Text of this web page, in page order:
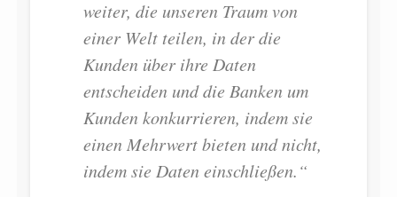
weiter, die unseren Traum von
einer Welt teilen, in der die
Kunden über ihre Daten
entscheiden und die Banken um
Kunden konkurrieren, indem sie
einen Mehrwert bieten und nicht,
indem sie Daten einschließen.“